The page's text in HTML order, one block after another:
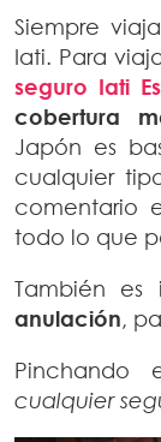
Siempre
Iati. Para
seguro Iati
cobertura
Japón es
cualquier
comentario
todo lo que
También es
anulación,
Pinchando
cualquier